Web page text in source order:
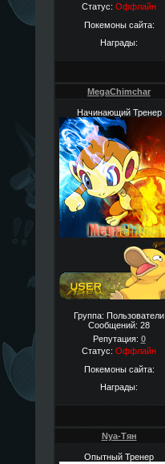
Статус: Оффлайн
Покемоны сайта:
Награды:
MegaChimchar
Начинающий Тренер
Группа: Пользователи
Сообщений: 28
Репутация: 0
Статус: Оффлайн
Покемоны сайта:
Награды:
Nya-Тян
Опытный Тренер